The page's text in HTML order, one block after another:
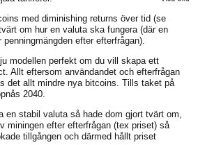
med diminishing returns över tid (se
om hur en valuta ska fungera (där en
efter efterfrågan).
modellen perfekt om du vill skapa ett
Allt eftersom användandet och efterfrågan
det allt mindre nya bitcoins. Tills taket på
2040.
en stabil valuta så hade dom gjort tvärt om,
miningen efter efterfrågan (tex priset) så
tillgången och därmed hållt priset